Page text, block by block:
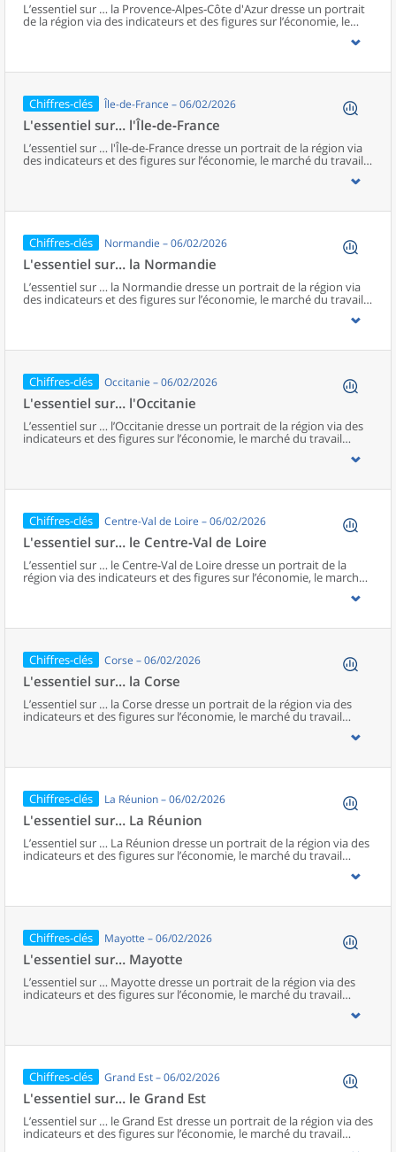
L’essentiel sur … la Provence‑Alpes‑Côte d'Azur dresse un portrait
de la région via des indicateurs et des figures sur l’économie, le
marché du travail (emploi et chômage), la démographie et les
questions-réponses pour éclairer plus spécifiquement certains
Provence‑Alpes‑Côte d'Azur, un accent particulier est donné à la
question : « Quelle est l’importance du télétravail en Provence-
Alpes-Côte d’Azur ? ».
Chiffres-clés Île-de-France – 06/02/2026
L'essentiel sur… l'Île‑de‑France
L’essentiel sur … l'Île‑de‑France dresse un portrait de la région via
des indicateurs et des figures sur l’économie, le marché du travail
(emploi et chômage), la démographie et les conditions de vie de la
pour éclairer plus spécifiquement certains sujets et donner accès à
particulier est donné à la question : « L’Île-de-France, terre d’accueil
des Jeux de Paris 2024 : quelles retombées économiques ? ».
Chiffres-clés Normandie – 06/02/2026
L'essentiel sur… la Normandie
L’essentiel sur … la Normandie dresse un portrait de la région via
des indicateurs et des figures sur l’économie, le marché du travail
(emploi et chômage), la démographie et les conditions de vie de la
pour éclairer plus spécifiquement certains sujets et donner accès à
particulier est donné à la question : « Quels sont les grands enjeux
économiques, sociaux et environnementaux de la Normandie ? ».
Chiffres-clés Occitanie – 06/02/2026
L'essentiel sur… l'Occitanie
L’essentiel sur … l’Occitanie dresse un portrait de la région via des
indicateurs et des figures sur l’économie, le marché du travail
(emploi et chômage), la démographie et les conditions de vie de la
pour éclairer plus spécifiquement certains sujets et donner accès à
est donné à la question : « Comment la filière aéronautique et
spatiale soutient l’économie régionale ? ».
Chiffres-clés Centre-Val de Loire – 06/02/2026
L'essentiel sur… le Centre‑Val de Loire
L’essentiel sur … le Centre‑Val de Loire dresse un portrait de la
région via des indicateurs et des figures sur l’économie, le marché
du travail (emploi et chômage), la démographie et les conditions
de vie de la population (éducation, niveau de vie et pauvreté). Ces
pour éclairer plus spécifiquement certains sujets et donner accès à
particulier est donné à la question : « Dans quels territoires
l'intensité des relations avec l'Île-de-France est-elle la plus forte ? ».
Chiffres-clés Corse – 06/02/2026
L'essentiel sur… la Corse
L’essentiel sur … la Corse dresse un portrait de la région via des
indicateurs et des figures sur l’économie, le marché du travail
(emploi et chômage), la démographie et les conditions de vie de la
pour éclairer plus spécifiquement certains sujets et donner accès à
donné à la question : « Quel est l’impact du tourisme sur la collecte
de déchets en Corse ? ».
Chiffres-clés La Réunion – 06/02/2026
L'essentiel sur… La Réunion
L’essentiel sur … La Réunion dresse un portrait de la région via des
indicateurs et des figures sur l’économie, le marché du travail
(emploi et chômage), la démographie et les conditions de vie de la
pour éclairer plus spécifiquement certains sujets et donner accès à
particulier est donné à la question : « Quelles différences de prix
avec la France métropolitaine ? ».
Chiffres-clés Mayotte – 06/02/2026
L'essentiel sur… Mayotte
L’essentiel sur … Mayotte dresse un portrait de la région via des
indicateurs et des figures sur l’économie, le marché du travail
(emploi et chômage), la démographie et les conditions de vie de la
pour éclairer plus spécifiquement certains sujets et donner accès à
est donné à la question : « Quelles différences de prix avec la
France métropolitaine ? ».
Chiffres-clés Grand Est – 06/02/2026
L'essentiel sur… le Grand Est
L’essentiel sur … le Grand Est dresse un portrait de la région via des
indicateurs et des figures sur l’économie, le marché du travail
(emploi et chômage), la démographie et les conditions de vie de la